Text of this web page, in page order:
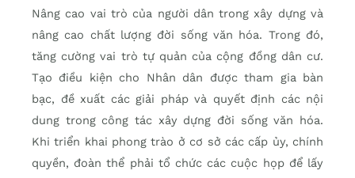
Nâng cao vai trò của người dân trong xây dựng và
nâng cao chất lượng đời sống văn hóa. Trong đó,
tăng cường vai trò tự quản của cộng đồng dân cư.
Tạo điều kiện cho Nhân dân được tham gia bàn
bạc, đề xuất các giải pháp và quyết định các nội
dung trong công tác xây dựng đời sống văn hóa.
Khi triển khai phong trào ở cơ sở các cấp ủy, chính
quyền, đoàn thể phải tổ chức các cuộc họp để lấy